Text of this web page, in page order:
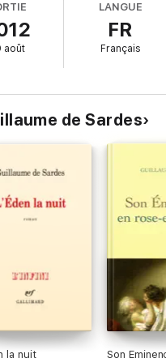
août
LANGUE
FR
Français
de Sardes
la nuit Son